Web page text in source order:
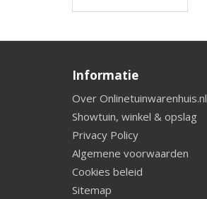
Informatie
Over Onlinetuinwarenhuis.nl
Showtuin, winkel & opslag
Privacy Policy
Algemene voorwaarden
Cookies beleid
Sitemap